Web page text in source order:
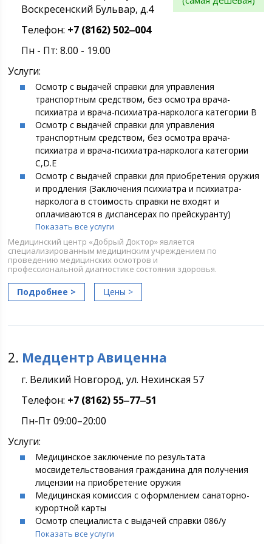
Воскресенский Бульвар, д.4
Телефон: +7 (8162) 502‒004
Пн - Пт: 8.00 - 19.00
Услуги:
Осмотр с выдачей справки для управления
транспортным средством, без осмотра врача-
психиатра и врача-психиатра-нарколога категории В
Осмотр с выдачей справки для управления
транспортным средством, без осмотра врача-
психиатра и врача-психиатра-нарколога категории
C,D.E
Осмотр с выдачей справки для приобретения оружия
и продления (Заключения психиатра и психиатра-
нарколога в стоимость справки не входят и
оплачиваются в диспансерах по прейскуранту)
Показать все услуги
Медицинский центр «Добрый Доктор» является
специализированным медицинским учреждением по
проведению медицинских осмотров и
профессиональной диагностике состояния здоровья.
Подробнее > Цены >
2. Медцентр Авиценна
г. Великий Новгород, ул. Нехинская 57
Телефон: +7 (8162) 55‒77‒51
Пн-Пт 09:00–20:00
Услуги:
Медицинское заключение по результата
мосвидетельствования гражданина для получения
лицензии на приобретение оружия
Медицинская комиссия с оформлением санаторно-
курортной карты
Осмотр специалиста с выдачей справки 086/у
Показать все услуги